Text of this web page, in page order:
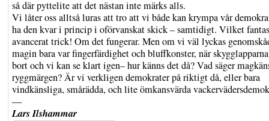
så där pyttelite att det nästan inte märks alls.
Vi låter oss alltså luras att tro att vi både kan krympa vår
ha den kvar i princip i oförvanskat skick – samtidigt. Vilket
avancerat trick! Om det fungerar. Men om vi väl lyckas
magin bara var fingerfärdighet och bluffkonster, när
bort och vi kan se klart igen– hur känns det då? Vad säger
ryggmärgen? Är vi verkligen demokrater på riktigt då, eller bara
vindkänsliga, smårädda, och lite ömkansvärda
—
Lars Ilshammar